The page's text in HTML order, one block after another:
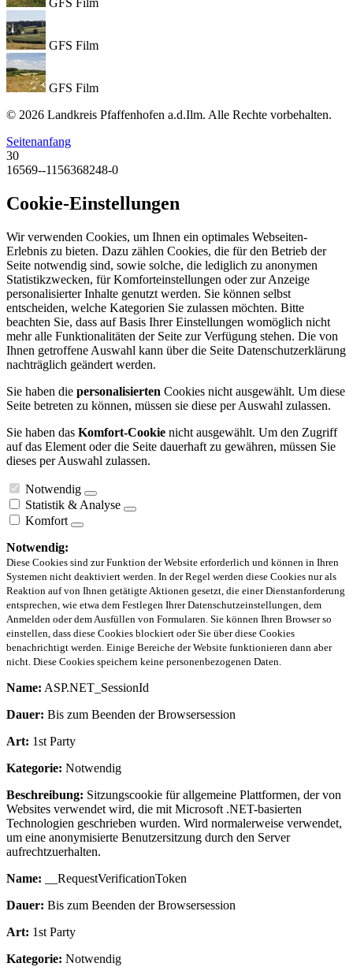
GFS Film
GFS Film
GFS Film
© 2026 Landkreis Pfaffenhofen a.d.Ilm. Alle Rechte vorbehalten.
Seitenanfang
30
16569--1156368248-0
Cookie-Einstellungen
Wir verwenden Cookies, um Ihnen ein optimales Webseiten-
Erlebnis zu bieten. Dazu zählen Cookies, die für den Betrieb der
Seite notwendig sind, sowie solche, die lediglich zu anonymen
Statistikzwecken, für Komforteinstellungen oder zur Anzeige
personalisierter Inhalte genutzt werden. Sie können selbst
entscheiden, welche Kategorien Sie zulassen möchten. Bitte
beachten Sie, dass auf Basis Ihrer Einstellungen womöglich nicht
mehr alle Funktionalitäten der Seite zur Verfügung stehen. Die von
Ihnen getroffene Auswahl kann über die Seite Datenschutzerklärung
nachträglich geändert werden.
Sie haben die personalisierten Cookies nicht ausgewählt. Um diese
Seite betreten zu können, müssen sie diese per Auswahl zulassen.
Sie haben das Komfort-Cookie nicht ausgewählt. Um den Zugriff
auf das Element oder die Seite dauerhaft zu gewähren, müssen Sie
dieses per Auswahl zulassen.
Notwendig
Statistik & Analyse
Komfort
Notwendig:
Diese Cookies sind zur Funktion der Website erforderlich und können in Ihren
Systemen nicht deaktiviert werden. In der Regel werden diese Cookies nur als
Reaktion auf von Ihnen getätigte Aktionen gesetzt, die einer Dienstanforderung
entsprechen, wie etwa dem Festlegen Ihrer Datenschutzeinstellungen, dem
Anmelden oder dem Ausfüllen von Formularen. Sie können Ihren Browser so
einstellen, dass diese Cookies blockiert oder Sie über diese Cookies
benachrichtigt werden. Einige Bereiche der Website funktionieren dann aber
nicht. Diese Cookies speichern keine personenbezogenen Daten.
Name: ASP.NET_SessionId
Dauer: Bis zum Beenden der Browsersession
Art: 1st Party
Kategorie: Notwendig
Beschreibung: Sitzungscookie für allgemeine Plattformen, der von
Websites verwendet wird, die mit Microsoft .NET-basierten
Technologien geschrieben wurden. Wird normalerweise verwendet,
um eine anonymisierte Benutzersitzung durch den Server
aufrechtzuerhalten.
Name: __RequestVerificationToken
Dauer: Bis zum Beenden der Browsersession
Art: 1st Party
Kategorie: Notwendig